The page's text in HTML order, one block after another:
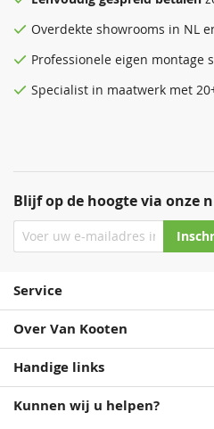
Blijf op de hoogte via onze
Overdekte showrooms in NL
Professionele eigen montage
Specialist in maatwerk met
Service
Over Van Kooten
Handige links
Kunnen wij u helpen?